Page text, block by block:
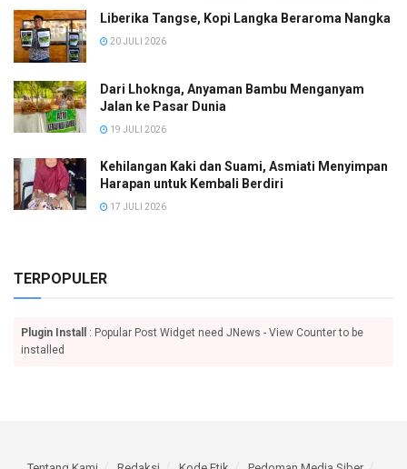
Liberika Tangse, Kopi Langka Beraroma Nangka
20 JULI 2026
Dari Lhoknga, Anyaman Bambu Menganyam
Jalan ke Pasar Dunia
19 JULI 2026
Kehilangan Kaki dan Suami, Asmiati Menyimpan
Harapan untuk Kembali Berdiri
17 JULI 2026
TERPOPULER
Plugin Install
: Popular Post Widget need JNews - View Counter to be
installed